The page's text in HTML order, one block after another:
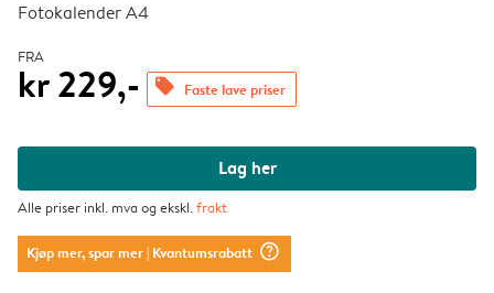
Fotokalender A4
FRA
kr 229,- offers Faste lave priser
Lag her
Alle priser inkl. mva og ekskl.frakt
Kjøp mer, spar mer| Kvantumsrabatt question_mark_circle